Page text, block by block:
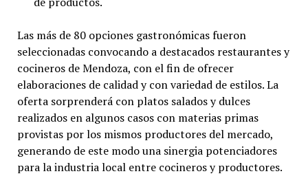
Las más de 80 opciones gastronómicas fueron
seleccionadas convocando a destacados restaurantes y
cocineros de Mendoza, con el fin de ofrecer
elaboraciones de calidad y con variedad de estilos. La
oferta sorprenderá con platos salados y dulces
realizados en algunos casos con materias primas
provistas por los mismos productores del mercado,
generando de este modo una sinergia potenciadores
para la industria local entre cocineros y productores.